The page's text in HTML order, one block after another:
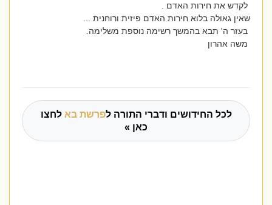
לקדש את חירות האדם .
שאין גאולה בלוא חירות האדם פיזית ורוחנית ...
בעזר ה' תבא בהמשך רשימה נוספת משלימה.
משה אהרון
לכל החידושים ודברי התורה לפרשת באלחצו
כאן »